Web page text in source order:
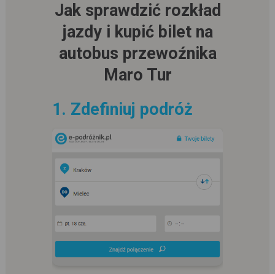
Jak sprawdzić rozkład
jazdy i kupić bilet na
autobus przewoźnika
Maro Tur
1. Zdefiniuj podróż